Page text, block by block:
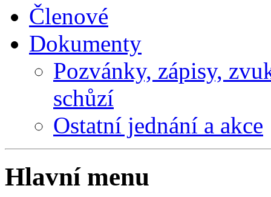
Členové
Dokumenty
Pozvánky, zápisy,
schůzí
Ostatní jednání a akce
Hlavní menu